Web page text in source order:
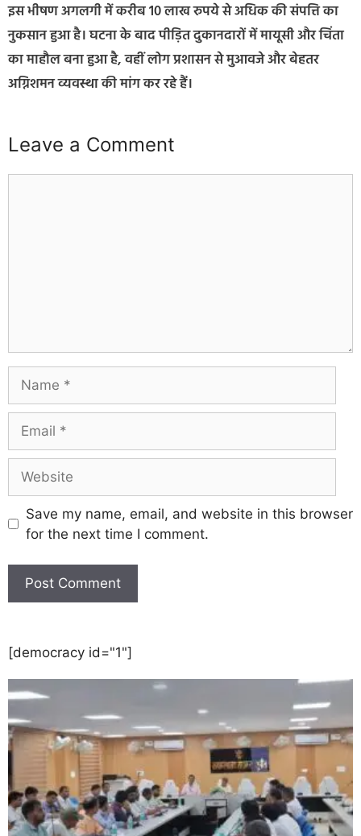
इस भीषण अगलगी में करीब 10 लाख रुपये से अधिक की संपत्ति का
नुकसान हुआ है। घटना के बाद पीड़ित दुकानदारों में मायूसी और चिंता
का माहौल बना हुआ है, वहीं लोग प्रशासन से मुआवजे और बेहतर
अग्निशमन व्यवस्था की मांग कर रहे हैं।
Leave a Comment
Save my name, email, and website in this browser
for the next time I comment.
[democracy id="1"]